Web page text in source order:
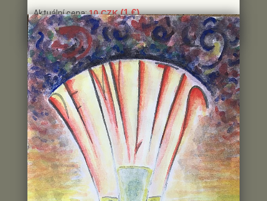
Aktuální cena:10 CZK(1 €)
Poslední dražitel:ID3**9Historie příhozu